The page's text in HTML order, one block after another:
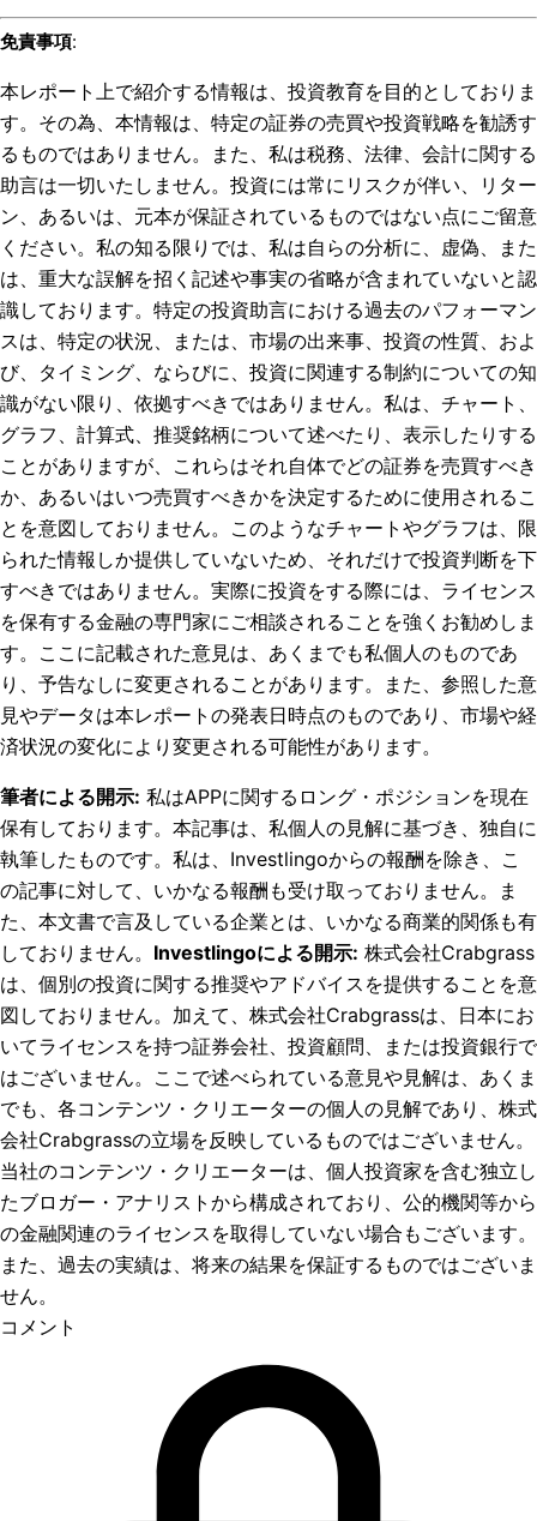
免責事項:
本レポート上で紹介する情報は、投資教育を目的としておりま
す。その為、本情報は、特定の証券の売買や投資戦略を勧誘す
るものではありません。また、私は税務、法律、会計に関する
助言は一切いたしません。投資には常にリスクが伴い、リター
ン、あるいは、元本が保証されているものではない点にご留意
ください。私の知る限りでは、私は自らの分析に、虚偽、また
は、重大な誤解を招く記述や事実の省略が含まれていないと認
識しております。特定の投資助言における過去のパフォーマン
スは、特定の状況、または、市場の出来事、投資の性質、およ
び、タイミング、ならびに、投資に関連する制約についての知
識がない限り、依拠すべきではありません。私は、チャート、
グラフ、計算式、推奨銘柄について述べたり、表示したりする
ことがありますが、これらはそれ自体でどの証券を売買すべき
か、あるいはいつ売買すべきかを決定するために使用されるこ
とを意図しておりません。このようなチャートやグラフは、限
られた情報しか提供していないため、それだけで投資判断を下
すべきではありません。実際に投資をする際には、ライセンス
を保有する金融の専門家にご相談されることを強くお勧めしま
す。ここに記載された意見は、あくまでも私個人のものであ
り、予告なしに変更されることがあります。また、参照した意
見やデータは本レポートの発表日時点のものであり、市場や経
済状況の変化により変更される可能性があります。
筆者による開示: 私はAPPに関するロング・ポジションを現在
保有しております。 本記事は、私個人の見解に基づき、独自に
執筆したものです。私は、Investlingoからの報酬を除き、こ
の記事に対して、いかなる報酬も受け取っておりません。ま
た、本文書で言及している企業とは、いかなる商業的関係も有
しておりません。 Investlingoによる開示: 株式会社Crabgrass
は、個別の投資に関する推奨やアドバイスを提供することを意
図しておりません。加えて、株式会社Crabgrassは、日本にお
いてライセンスを持つ証券会社、投資顧問、または投資銀行で
はございません。ここで述べられている意見や見解は、あくま
でも、各コンテンツ・クリエーターの個人の見解であり、株式
会社Crabgrassの立場を反映しているものではございません。
当社のコンテンツ・クリエーターは、個人投資家を含む独立し
たブロガー・アナリストから構成されており、公的機関等から
の金融関連のライセンスを取得していない場合もございます。
また、過去の実績は、将来の結果を保証するものではございま
せん。
コメント